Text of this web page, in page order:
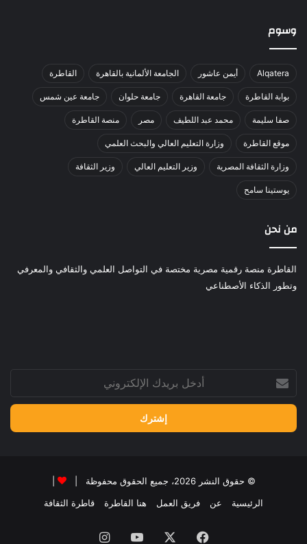
وسوم
Alqatera أيمن عاشور الجامعة الألمانية بالقاهرة القاطرة
بوابة القاطرة جامعة القاهرة جامعة حلوان جامعة عين شمس
صفا سليمة محمد عبد اللطيف مصر منصة القاطرة
موقع القاطرة وزارة التعليم العالي والبحث العلمي
وزارة الثقافة المصرية وزير التعليم العالي وزير الثقافة
يوستينا سامح
من نحن
القاطرة منصة رقمية مصرية مختصة في التواصل العلمي والثقافي والمعرفي
وتطور الذكاء الأصطناعي
بريدك
الإلكتروني
© حقوق النشر 2026، جميع الحقوق محفوظة |
الرئيسية
عن فريق العمل هنا القاطرة قاطرة الثقافة
فيسبوك ‫YouTubeانستقرام